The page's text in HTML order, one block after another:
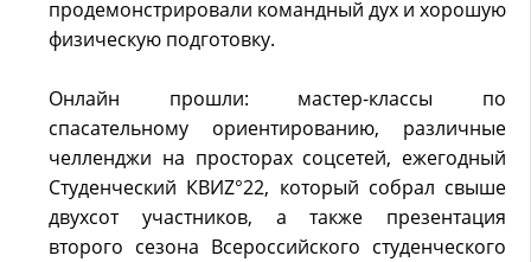
продемонстрировали командный дух и хорошую
физическую подготовку.
Онлайн прошли: мастер-классы по
спасательному ориентированию, различные
челленджи на просторах соцсетей, ежегодный
Студенческий КВИZ°22, который собрал свыше
двухсот участников, а также презентация
второго сезона Всероссийского студенческого